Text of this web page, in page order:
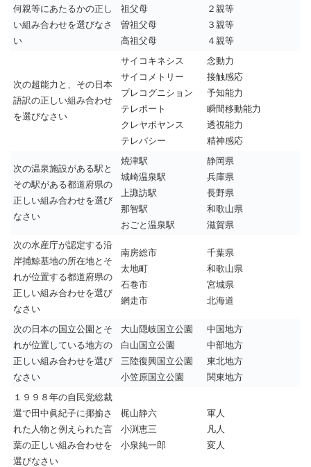
何親等にあたるかの正し
い組み合わせを選びなさ
い
祖父母
曽祖父母
高祖父母
２親等
３親等
４親等
次の超能力と、その日本
語訳の正しい組み合わせ
を選びなさい
サイコキネシス
サイコメトリー
プレコグニション
テレポート
クレヤボヤンス
テレパシー
念動力
接触感応
予知能力
瞬間移動能力
透視能力
精神感応
次の温泉施設がある駅と
その駅がある都道府県の
正しい組み合わせを選び
なさい
焼津駅
城崎温泉駅
上諏訪駅
那智駅
おごと温泉駅
静岡県
兵庫県
長野県
和歌山県
滋賀県
次の水産庁が認定する沿
岸捕鯨基地の所在地とそ
れが位置する都道府県の
正しい組み合わせを選び
なさい
南房総市
太地町
石巻市
網走市
千葉県
和歌山県
宮城県
北海道
次の日本の国立公園とそ
れが位置している地方の
正しい組み合わせを選び
なさい
大山隠岐国立公園
白山国立公園
三陸復興国立公園
小笠原国立公園
中国地方
中部地方
東北地方
関東地方
１９９８年の自民党総裁
選で田中眞紀子に揶揄さ
れた人物と例えられた言
葉の正しい組み合わせを
選びなさい
梶山静六
小渕恵三
小泉純一郎
軍人
凡人
変人